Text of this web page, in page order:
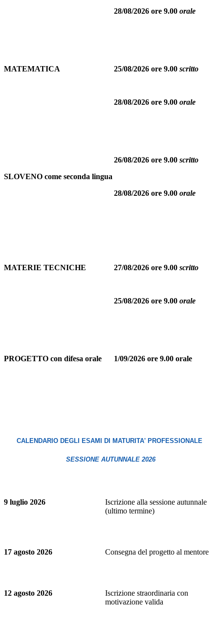
28/08/2026 ore 9.00 orale
MATEMATICA 25/08/2026 ore 9.00 scritto
28/08/2026 ore 9.00 orale
SLOVENO come seconda lingua
26/08/2026 ore 9.00 scritto
28/08/2026 ore 9.00 orale
MATERIE TECNICHE 27/08/2026 ore 9.00 scritto
25/08/2026 ore 9.00 orale
PROGETTO con difesa orale 1/09/2026 ore 9.00 orale
CALENDARIO DEGLI ESAMI DI MATURITA' PROFESSIONALE
SESSIONE AUTUNNALE 2026
9 luglio 2026
Iscrizione alla sessione autunnale
(ultimo termine)
17 agosto 2026 Consegna del progetto al mentore
12 agosto 2026
Iscrizione straordinaria con
motivazione valida